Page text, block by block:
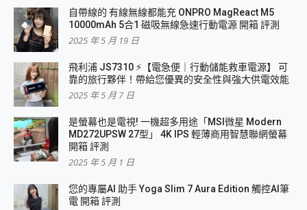
自帶線的 有線無線都能充 ONPRO MagReact M5
10000mAh 5合1 磁吸無線急速行動電源 開箱 評測
2025 年 5 月 19 日
飛利浦 JS7310 ⚡【電急便｜行動儲能救車電源】 可
靠的旅行夥伴！帶給您優異的安全性與強大供電效能
2025 年 5 月 7 日
是螢幕也是電視! 一機超多用途「MSI微星 Modern
MD272UPSW 27型」 4K IPS 輕薄商用智慧聯網螢幕
開箱 評測
2025 年 5 月 1 日
您的專屬AI 助手 Yoga Slim 7 Aura Edition 觸控AI筆
電 開箱 評測